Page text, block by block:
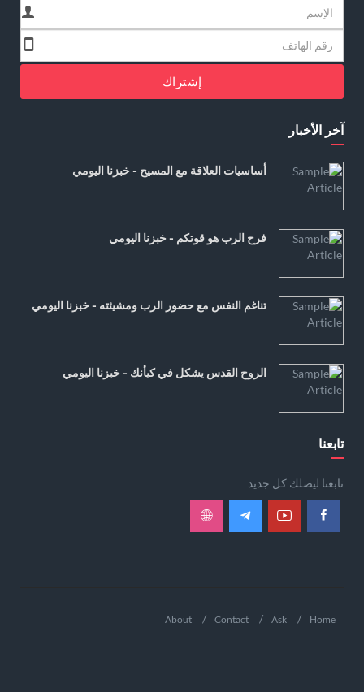
إشتراك
آخر الأخبار
أساسيات العلاقة مع المسيح - خبزنا اليومي
فرح الرب هو قوتكم - خبزنا اليومي
تناغم النفس مع حضور الرب ومشيئته - خبزنا اليومي
الروح القدس يشكل في كيأنك - خبزنا اليومي
تابعنا
تابعنا ليصلك كل جديد
Home
Ask
Contact
About